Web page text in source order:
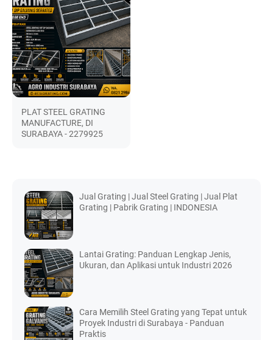
PLAT STEEL GRATING
MANUFACTURE, DI
SURABAYA - 2279925
Jual Grating | Jual Steel Grating | Jual Plat
Grating | Pabrik Grating | INDONESIA
Lantai Grating: Panduan Lengkap Jenis,
Ukuran, dan Aplikasi untuk Industri 2026
Cara Memilih Steel Grating yang Tepat untuk
Proyek Industri di Surabaya - Panduan
Praktis